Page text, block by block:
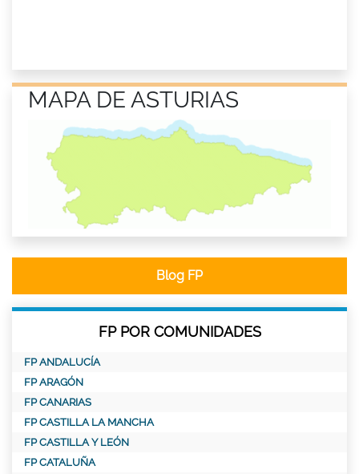
MAPA DE ASTURIAS
Blog FP
FP POR COMUNIDADES
FP ANDALUCÍA
FP ARAGÓN
FP CANARIAS
FP CASTILLA LA MANCHA
FP CASTILLA Y LEÓN
FP CATALUÑA